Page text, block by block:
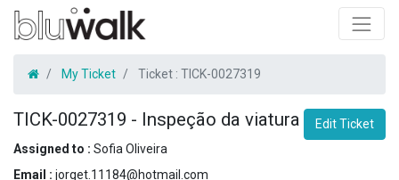
My Ticket Ticket : TICK-0027319
TICK-0027319 - Inspeção da viatura
Edit Ticket
Assigned to : Sofia Oliveira
Email : jorget.11184@hotmail.com